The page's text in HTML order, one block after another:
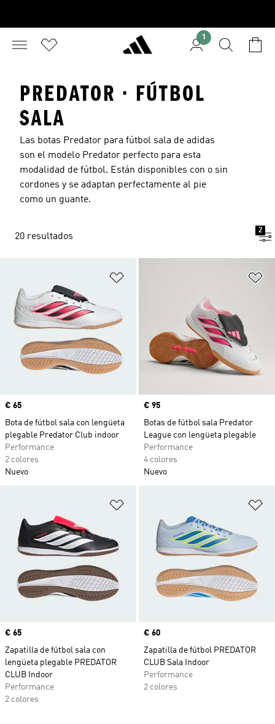
1
PREDATOR · FÚTBOL
SALA
Las botas Predator para fútbol sala de adidas
son el modelo Predator perfecto para esta
modalidad de fútbol. Están disponibles con o sin
cordones y se adaptan perfectamente al pie
como un guante.
20 resultados
2
Precio
€ 65
Bota de fútbol sala con lengüeta
plegable Predator Club indoor
Performance
2 colores
Nuevo
Precio
€ 95
Botas de fútbol sala Predator
League con lengüeta plegable
Performance
4 colores
Nuevo
Precio
€ 65
Zapatilla de fútbol sala con
lengüeta plegable PREDATOR
CLUB Indoor
Performance
2 colores
Precio
€ 60
Zapatilla de fútbol PREDATOR
CLUB Sala Indoor
Performance
2 colores